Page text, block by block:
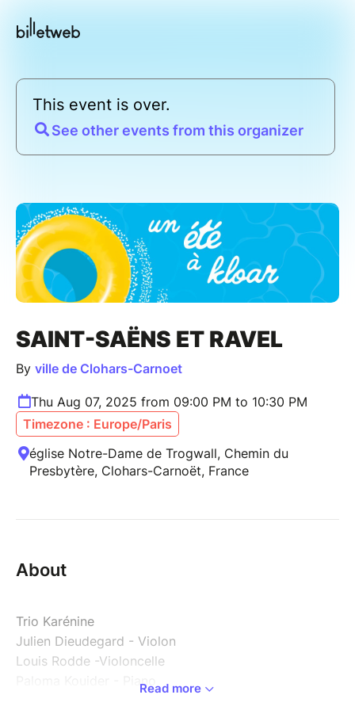
This event is over.
See other events from this organizer
SAINT-SAËNS ET RAVEL
By ville de Clohars-Carnoet
Thu Aug 07, 2025 from 09:00 PM to 10:30 PM
Timezone : Europe/Paris
église Notre-Dame de Trogwall, Chemin du
Presbytère, Clohars-Carnoët, France
About
Trio Karénine
Julien Dieudegard - Violon
Louis Rodde -Violoncelle
Paloma Kouider - PianoRead more